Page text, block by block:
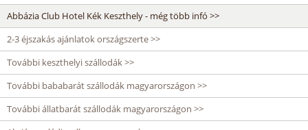
Abbázia Club Hotel Kék Keszthely - még több infó >>
2-3 éjszakás ajánlatok országszerte >>
További keszthelyi szállodák >>
További bababarát szállodák magyarországon >>
További állatbarát szállodák magyarországon >>